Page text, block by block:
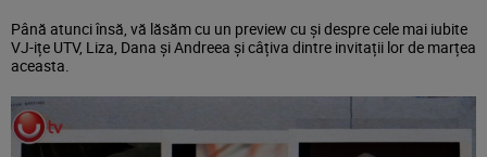
Până atunci însă, vă lăsăm cu un preview cu și despre cele mai iubite
VJ-ițe UTV, Liza, Dana și Andreea și câțiva dintre invitații lor de marțea
aceasta.